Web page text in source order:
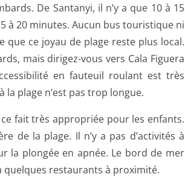
De Santanyi, il n’y a que 10 à 15
à 20 minutes. Aucun bus touristique ni
ce joyau de plage reste plus local.
mais dirigez-vous vers Cala Figuera
en fauteuil roulant est très
plage n’est pas trop longue.
fait très appropriée pour les enfants.
de la plage. Il n’y a pas d’activités à
la plongée en apnée. Le bord de mer
quelques restaurants à proximité.